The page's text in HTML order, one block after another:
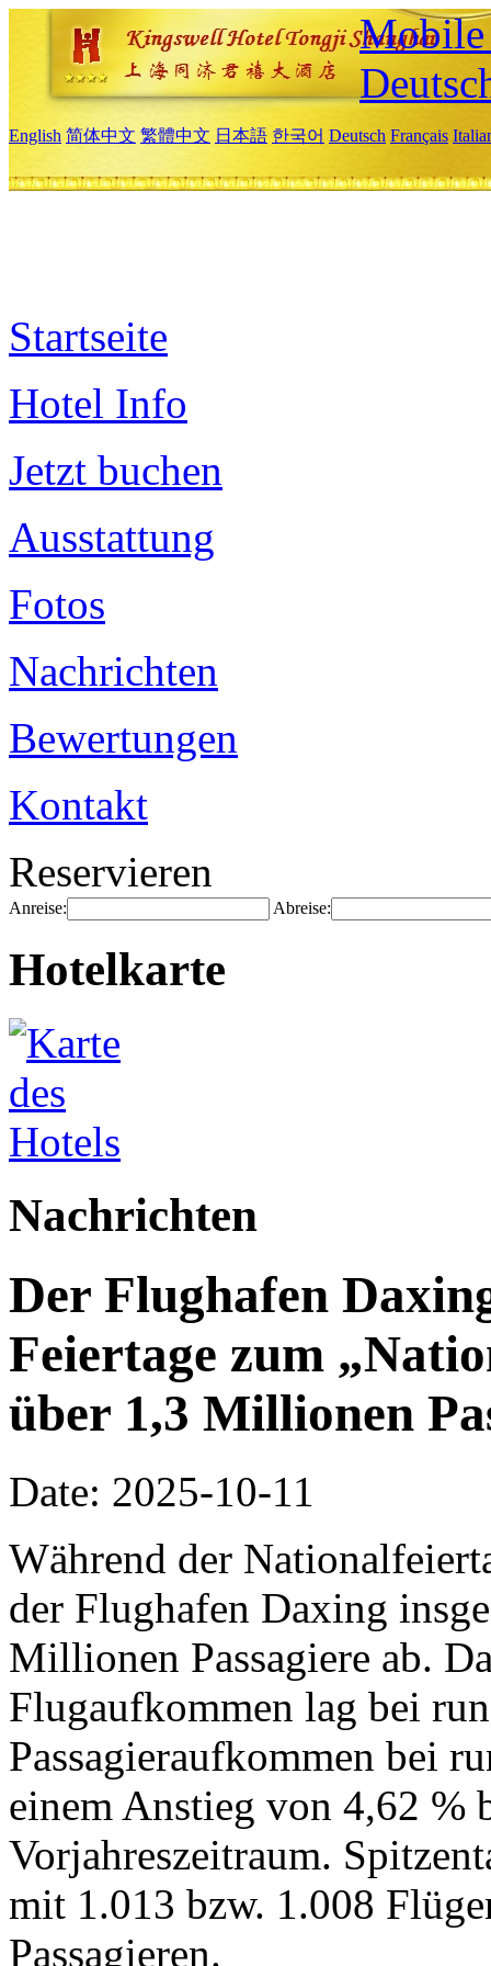
Mobile
English 简体中文 繁體中文 日本語 한국어 Deutsch Français
Startseite
Hotel Info
Jetzt buchen
Ausstattung
Fotos
Nachrichten
Bewertungen
Kontakt
Reservieren
Anreise: Abreise:
Hotelkarte
Nachrichten
Der Flughafen
Feiertage zum
über 1,3 Millionen
Date: 2025-10-11
Während der
der Flughafen Daxing
Millionen Passagiere ab.
Flugaufkommen lag bei
Passagieraufkommen bei
einem Anstieg von 4,62 %
Vorjahreszeitraum.
mit 1.013 bzw. 1.008
Passagieren.